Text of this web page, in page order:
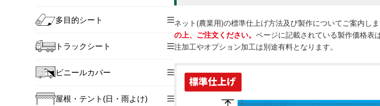
ネット(農業用)の標準仕上げ方法及び製作についてご案内しま
の上、ご注文ください。 ページに記載されている製作価格表
注加工やオプション加工は別途有料となります。
多目的シート
トラックシート
ビニールカバー
屋根・テント(日・雨よけ)